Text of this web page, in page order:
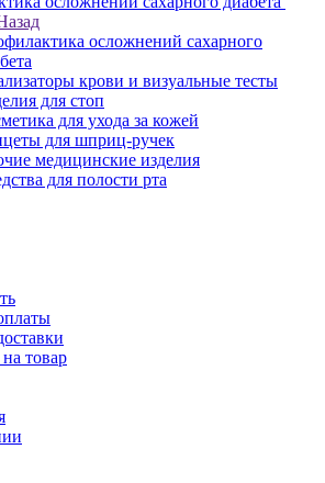
осложнений сахарного
крови и визуальные тесты
для стоп
для ухода за кожей
для шприц-ручек
медицинские изделия
для полости рта
товар